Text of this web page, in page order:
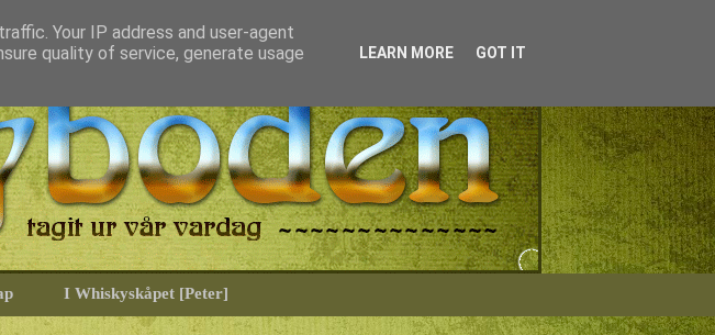
I Whiskyskåpet [Peter]
Your IP address and user-agent
quality of service, generate usage
LEARN MORE GOT IT